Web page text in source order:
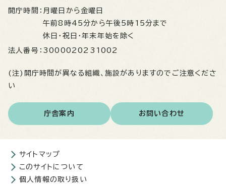
開庁時間： 月曜日から金曜日
午前8時45分から午後5時15分まで
休日・祝日・年末年始を除く
法人番号： 3000020231002
(注)開庁時間が異なる組織、施設がありますのでご注意くださ
い
庁舎案内 お問い合わせ
サイトマップ
このサイトについて
個人情報の取り扱い